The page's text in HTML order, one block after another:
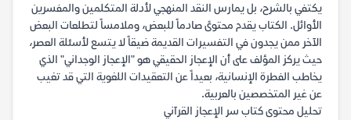
يكتفي بالشرح، بل يمارس النقد المنهجي لأدلة المتكلمين والمفسرين
الأوائل. الكتاب يقدم محتوىً صادماً للبعض، وملامساً لتطلعات البعض
الآخر ممن يجدون في التفسيرات القديمة ضيقاً لا يتسع لأسئلة العصر،
حيث يركز المؤلف على أن الإعجاز الحقيقي هو "الإعجاز الوجداني" الذي
يخاطب الفطرة الإنسانية، بعيداً عن التعقيدات اللغوية التي قد تغيب
عن غير المتخصصين بالعربية.
تحليل محتوى كتاب سر الإعجاز القرآني